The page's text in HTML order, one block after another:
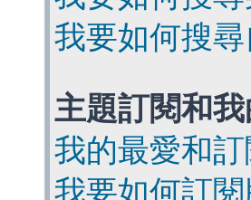
我要如何搜
主題訂閱和
我的最愛和
我要如何訂